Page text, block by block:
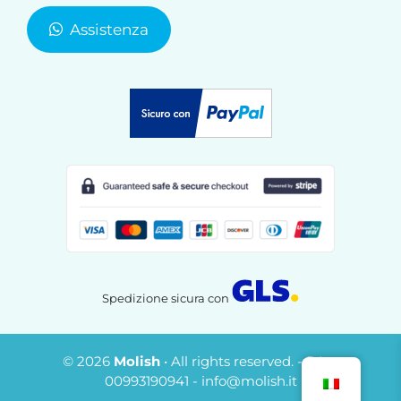
Assistenza
Spedizione sicura con
© 2026 Molish • All rights reserved. - P.Iva
00993190941 - info@molish.it
€56,00